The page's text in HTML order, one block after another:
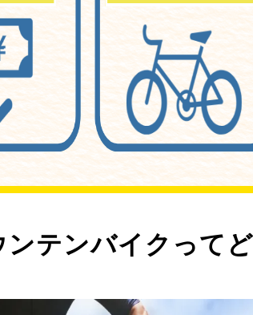
ンテンバイクって